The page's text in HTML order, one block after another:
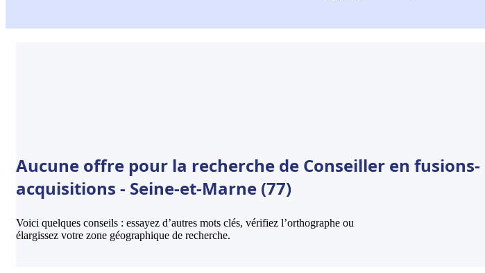
Aucune offre pour la recherche de Conseiller en fusions-
acquisitions - Seine-et-Marne (77)
Voici quelques conseils : essayez d’autres mots clés, vérifiez l’orthographe ou
élargissez votre zone géographique de recherche.